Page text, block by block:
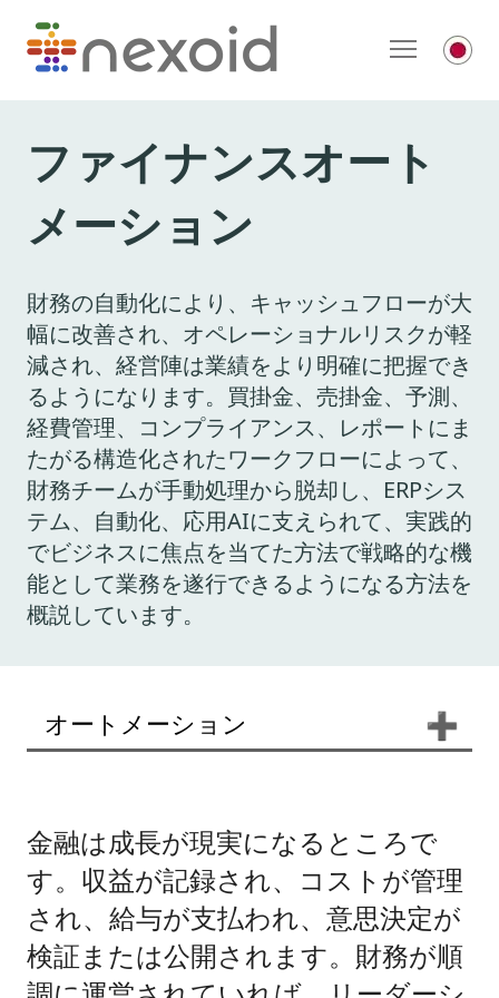
ファイナンスオート
メーション
財務の自動化により、キャッシュフローが大
幅に改善され、オペレーショナルリスクが軽
減され、経営陣は業績をより明確に把握でき
るようになります。買掛金、売掛金、予測、
経費管理、コンプライアンス、レポートにま
たがる構造化されたワークフローによって、
財務チームが手動処理から脱却し、ERPシス
テム、自動化、応用AIに支えられて、実践的
でビジネスに焦点を当てた方法で戦略的な機
能として業務を遂行できるようになる方法を
概説しています。
オートメーション ➕
金融は成長が現実になるところで
す。収益が記録され、コストが管理
され、給与が支払われ、意思決定が
検証または公開されます。財務が順